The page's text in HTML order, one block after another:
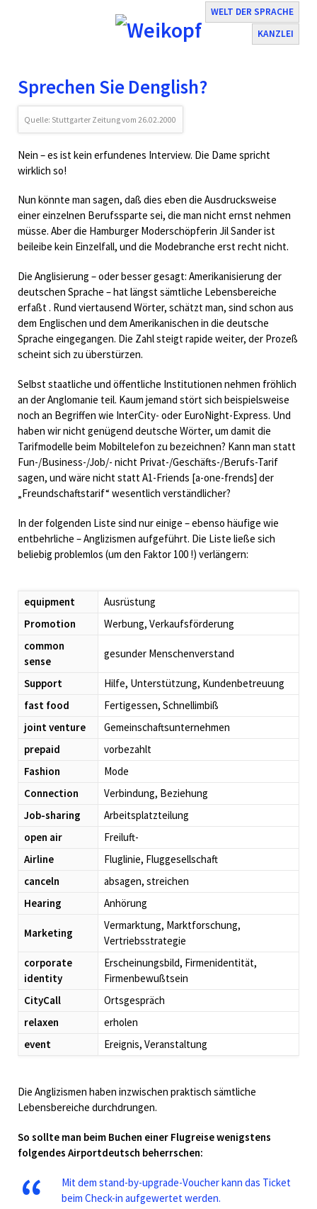
überspringen
WELT DER SPRACHE
KANZLEI
Sprechen Sie Denglish?
Quelle: Stuttgarter Zeitung vom 26.02.2000
Nein – es ist kein erfundenes Interview. Die Dame spricht
wirklich so!
Nun könnte man sagen, daß dies eben die Ausdrucksweise
einer einzelnen Berufssparte sei, die man nicht ernst nehmen
müsse. Aber die Hamburger Moderschöpferin Jil Sander ist
beileibe kein Einzelfall, und die Modebranche erst recht nicht.
Die Anglisierung – oder besser gesagt: Amerikanisierung der
deutschen Sprache – hat längst sämtliche Lebensbereiche
erfaßt . Rund viertausend Wörter, schätzt man, sind schon aus
dem Englischen und dem Amerikanischen in die deutsche
Sprache eingegangen. Die Zahl steigt rapide weiter, der Prozeß
scheint sich zu überstürzen.
Selbst staatliche und öffentliche Institutionen nehmen fröhlich
an der Anglomanie teil. Kaum jemand stört sich beispielsweise
noch an Begriffen wie InterCity- oder EuroNight-Express. Und
haben wir nicht genügend deutsche Wörter, um damit die
Tarifmodelle beim Mobiltelefon zu bezeichnen? Kann man statt
Fun-/Business-/Job/- nicht Privat-/Geschäfts-/Berufs-Tarif
sagen, und wäre nicht statt A1-Friends [a-one-frends] der
„Freundschaftstarif“ wesentlich verständlicher?
In der folgenden Liste sind nur einige – ebenso häufige wie
entbehrliche – Anglizismen aufgeführt. Die Liste ließe sich
beliebig problemlos (um den Faktor 100 !) verlängern:
equipment
Ausrüstung
Promotion
Werbung, Verkaufsförderung
common
sense
gesunder Menschenverstand
Support
Hilfe, Unterstützung, Kundenbetreuung
fast food
Fertigessen, Schnellimbiß
joint venture
Gemeinschaftsunternehmen
prepaid
vorbezahlt
Fashion
Mode
Connection
Verbindung, Beziehung
Job-sharing
Arbeitsplatzteilung
open air
Freiluft-
Airline
Fluglinie, Fluggesellschaft
canceln
absagen, streichen
Hearing
Anhörung
Marketing
Vermarktung, Marktforschung,
Vertriebsstrategie
corporate
identity
Erscheinungsbild, Firmenidentität,
Firmenbewußtsein
CityCall
Ortsgespräch
relaxen
erholen
event
Ereignis, Veranstaltung
Die Anglizismen haben inzwischen praktisch sämtliche
Lebensbereiche durchdrungen.
So sollte man beim Buchen einer Flugreise wenigstens
folgendes Airportdeutsch beherrschen:
Mit dem stand-by-upgrade-Voucher kann das Ticket
beim Check-in aufgewertet werden.